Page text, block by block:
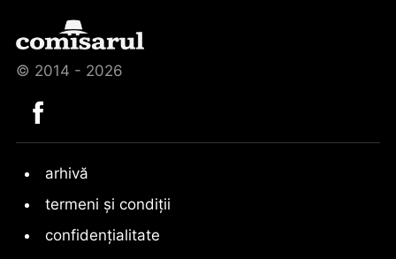
© 2014 - 2026
arhivă
termeni și condiții
confidențialitate